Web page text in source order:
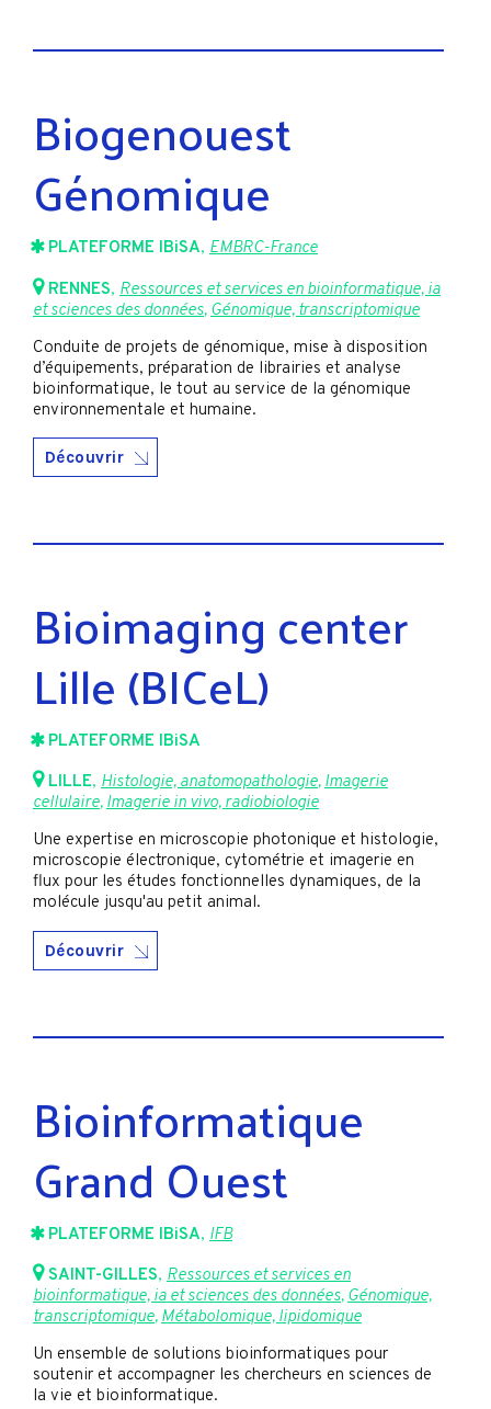
Biogenouest
Génomique
PLATEFORME IBiSA, EMBRC-France
RENNES, Ressources et services en bioinformatique, ia
et sciences des données, Génomique, transcriptomique
Conduite de projets de génomique, mise à disposition
d’équipements, préparation de librairies et analyse
bioinformatique, le tout au service de la génomique
environnementale et humaine.
Découvrir
Bioimaging center
Lille (BICeL)
PLATEFORME IBiSA
LILLE, Histologie, anatomopathologie,Imagerie
cellulaire,Imagerie in vivo, radiobiologie
Une expertise en microscopie photonique et histologie,
microscopie électronique, cytométrie et imagerie en
flux pour les études fonctionnelles dynamiques, de la
molécule jusqu'au petit animal.
Découvrir
Bioinformatique
Grand Ouest
PLATEFORME IBiSA, IFB
SAINT-GILLES, Ressources et services en
bioinformatique, ia et sciences des données,Génomique,
transcriptomique,Métabolomique, lipidomique
Un ensemble de solutions bioinformatiques pour
soutenir et accompagner les chercheurs en sciences de
la vie et bioinformatique.